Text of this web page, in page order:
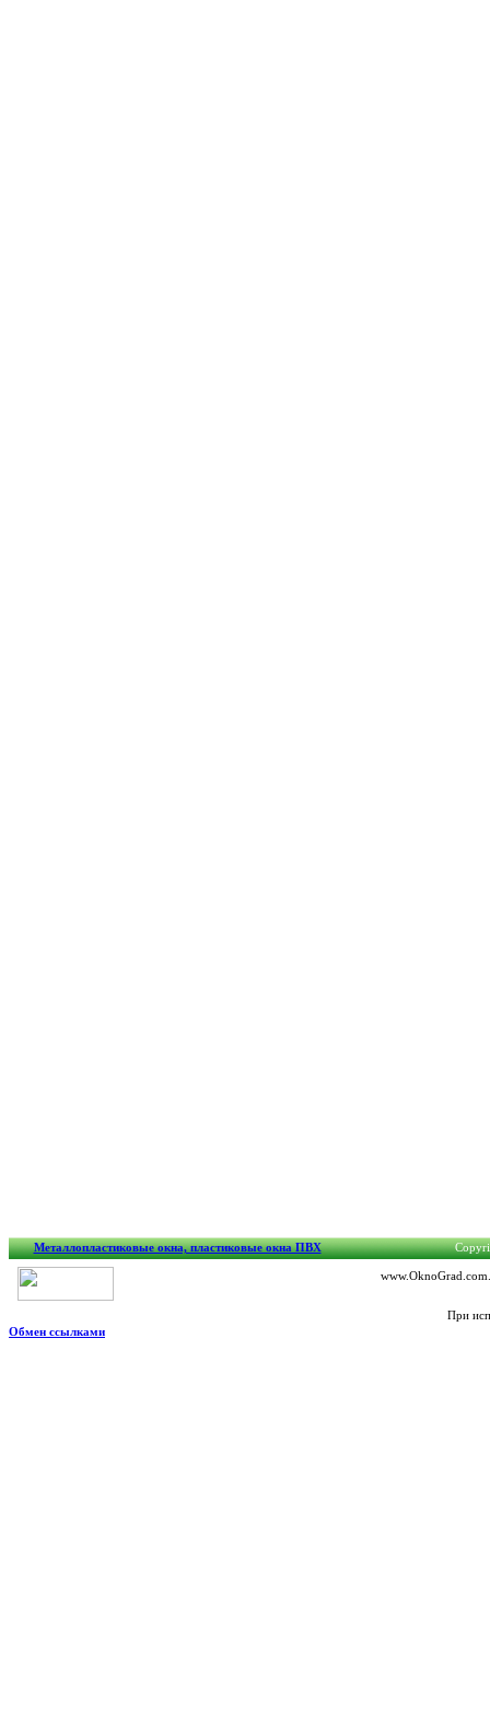
Металлопластиковые окна, пластиковые окна ПВХ
При
Обмен ссылками